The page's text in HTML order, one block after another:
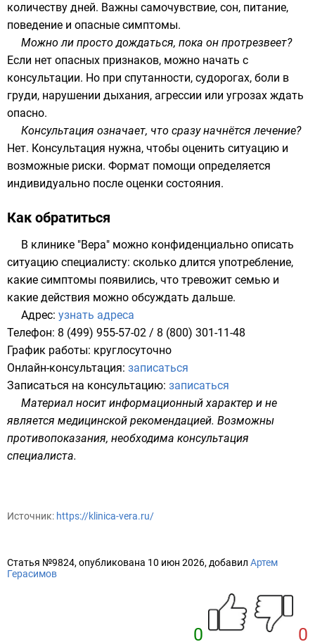
количеству дней. Важны самочувствие, сон, питание,
поведение и опасные симптомы.
Можно ли просто дождаться, пока он протрезвеет?
Если нет опасных признаков, можно начать с
консультации. Но при спутанности, судорогах, боли в
груди, нарушении дыхания, агрессии или угрозах ждать
опасно.
Консультация означает, что сразу начнётся лечение?
Нет. Консультация нужна, чтобы оценить ситуацию и
возможные риски. Формат помощи определяется
индивидуально после оценки состояния.
Как обратиться
В клинике "Вера" можно конфиденциально описать
ситуацию специалисту: сколько длится употребление,
какие симптомы появились, что тревожит семью и
какие действия можно обсуждать дальше.
Адрес: узнать адреса​
Телефон: 8 (499) 955-57-02 / 8 (800) 301-11-48​
График работы: круглосуточно
Онлайн-консультация: записаться​
Записаться на консультацию: записаться
Материал носит информационный характер и не
является медицинской рекомендацией. Возможны
противопоказания, необходима консультация
специалиста.
Источник: https://klinica-vera.ru/
Статья №9824, опубликована 10 июн 2026, добавил Артем
Герасимов
0 0